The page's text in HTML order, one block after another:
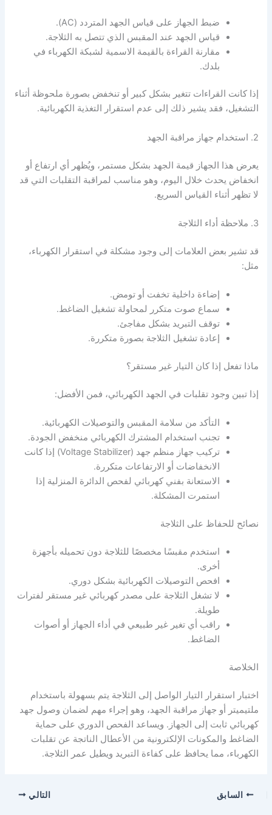
ضبط الجهاز على قياس الجهد المتردد (AC).
قياس الجهد عند المقبس الذي تتصل به الثلاجة.
مقارنة القراءة بالقيمة الاسمية لشبكة الكهرباء في
بلدك.
إذا كانت القراءات تتغير بشكل كبير أو تنخفض بصورة ملحوظة أثناء
التشغيل، فقد يشير ذلك إلى عدم استقرار التغذية الكهربائية.
2. استخدام جهاز مراقبة الجهد
يعرض هذا الجهاز قيمة الجهد بشكل مستمر، ويُظهر أي ارتفاع أو
انخفاض يحدث خلال اليوم، وهو مناسب لمراقبة التقلبات التي قد
لا تظهر أثناء القياس السريع.
3. ملاحظة أداء الثلاجة
قد تشير بعض العلامات إلى وجود مشكلة في استقرار الكهرباء،
مثل:
إضاءة داخلية تخفت أو تومض.
سماع صوت متكرر لمحاولة تشغيل الضاغط.
توقف التبريد بشكل مفاجئ.
إعادة تشغيل الثلاجة بصورة متكررة.
ماذا تفعل إذا كان التيار غير مستقر؟
إذا تبين وجود تقلبات في الجهد الكهربائي، فمن الأفضل:
التأكد من سلامة المقبس والتوصيلات الكهربائية.
تجنب استخدام المشترك الكهربائي منخفض الجودة.
تركيب جهاز منظم جهد (Voltage Stabilizer) إذا كانت
الانخفاضات أو الارتفاعات متكررة.
الاستعانة بفني كهربائي لفحص الدائرة المنزلية إذا
استمرت المشكلة.
نصائح للحفاظ على الثلاجة
استخدم مقبسًا مخصصًا للثلاجة دون تحميله بأجهزة
أخرى.
افحص التوصيلات الكهربائية بشكل دوري.
لا تشغل الثلاجة على مصدر كهربائي غير مستقر لفترات
طويلة.
راقب أي تغير غير طبيعي في أداء الجهاز أو أصوات
الضاغط.
الخلاصة
اختبار استقرار التيار الواصل إلى الثلاجة يتم بسهولة باستخدام
ملتيميتر أو جهاز مراقبة الجهد، وهو إجراء مهم لضمان وصول جهد
كهربائي ثابت إلى الجهاز. ويساعد الفحص الدوري على حماية
الضاغط والمكونات الإلكترونية من الأعطال الناتجة عن تقلبات
الكهرباء، مما يحافظ على كفاءة التبريد ويطيل عمر الثلاجة.
السابق التالي